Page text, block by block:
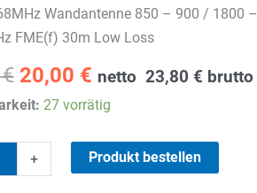
Wandantenne 850 – 900 / 1800 –
FME(f) 30m Low Loss
€ Ursprünglicher
Preis
39,00 €
20,00 €Aktueller
Preis
20,00 €.
netto 23,80 € brutto
27 vorrätig
+ Produkt bestellen